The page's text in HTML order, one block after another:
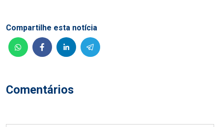
Comentários
Compartilhe esta notícia